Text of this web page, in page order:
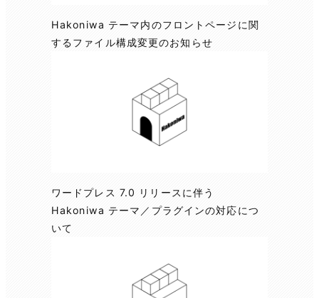
Hakoniwa テーマ内のフロントページに関
するファイル構成変更のお知らせ
ワードプレス 7.0 リリースに伴う
Hakoniwa テーマ／プラグインの対応につ
いて